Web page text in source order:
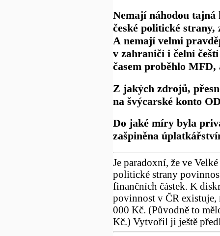
Nemají náhodou
české politické strany,
A nemají velmi
v zahraničí i čelní
časem proběhlo MFD,
Z jakých zdrojů,
na švýcarské konto
Do jaké míry byla
zašpiněna
Je paradoxní, že ve
politické strany
finančních částek. K
povinnost v ČR existuje,
000 Kč. (Původně to
Kč.) Vytvořil ji ještě